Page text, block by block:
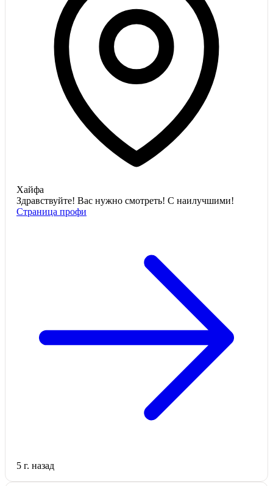
Хайфа
Здравствуйте! Вас нужно смотреть! С наилучшими!
Страница профи
5 г. назад